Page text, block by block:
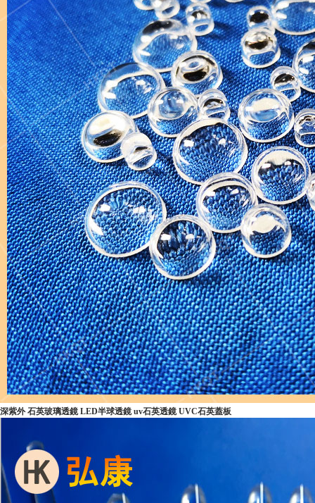
深紫外 石英玻璃透鏡 LED半球透鏡 uv石英透鏡 UVC石英蓋板